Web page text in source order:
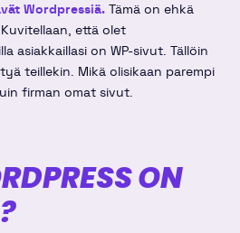
Wordpressiä. Tämä on ehkä
että olet
asiakkaillasi on WP-sivut. Tällöin
teillekin. Mikä olisikaan parempi
firman omat sivut.
ON